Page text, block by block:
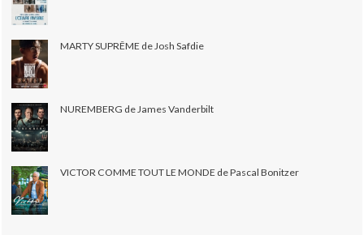
MARTY SUPRÊME de Josh Safdie
NUREMBERG de James Vanderbilt
VICTOR COMME TOUT LE MONDE de Pascal Bonitzer